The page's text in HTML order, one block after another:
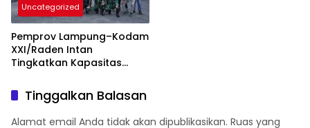
Uncategorized
Pemprov Lampung–Kodam
XXI/Raden Intan
Tingkatkan Kapasitas
Komunikasi Publik
Tinggalkan Balasan
Alamat email Anda tidak akan dipublikasikan. Ruas yang